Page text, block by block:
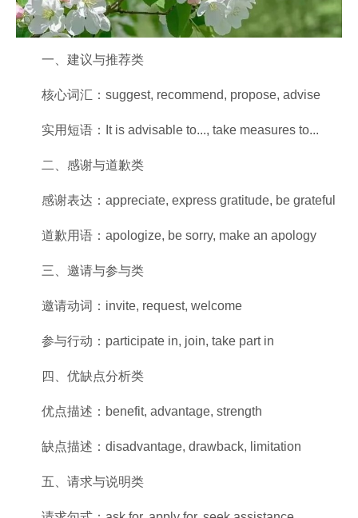
一、建议与推荐类‌
‌核心词汇‌：suggest, recommend, propose, advise
‌实用短语‌：It is advisable to..., take measures to...
‌二、感谢与道歉类‌
‌感谢表达‌：appreciate, express gratitude, be grateful
‌道歉用语‌：apologize, be sorry, make an apology
‌三、邀请与参与类‌
‌邀请动词‌：invite, request, welcome
‌参与行动‌：participate in, join, take part in
‌四、优缺点分析类‌
‌优点描述‌：benefit, advantage, strength
‌缺点描述‌：disadvantage, drawback, limitation
‌五、请求与说明类‌